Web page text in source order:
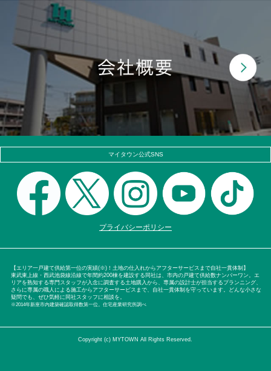
マイタウン公式SNS
プライバシーポリシー
【エリア一戸建て供給第一位の実績(※)！土地の仕入れからアフターサービスまで自社一貫体制】
東武東上線・西武池袋線沿線で年間約200棟を建設する同社は、市内の戸建て供給数ナンバーワン。エ
リアを熟知する専門スタッフが入念に調査する土地購入から、専属の設計士が担当するプランニング、
さらに専属の職人による施工からアフターサービスまで、自社一貫体制を守っています。どんな小さな
疑問でも、ぜひ気軽に同社スタッフに相談を。
※2014年新座市内建築確認取得数第一位。住宅産業研究所調べ
Copyright (c) MYTOWN All Rights Reserved.